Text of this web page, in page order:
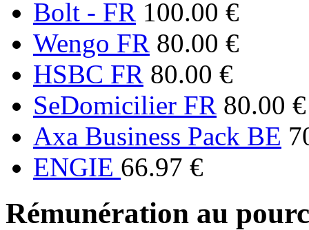
Bolt - FR 100.00 €
Wengo FR 80.00 €
HSBC FR 80.00 €
SeDomicilier FR 80.00 €
Axa Business Pack BE
ENGIE 66.97 €
Rémunération au